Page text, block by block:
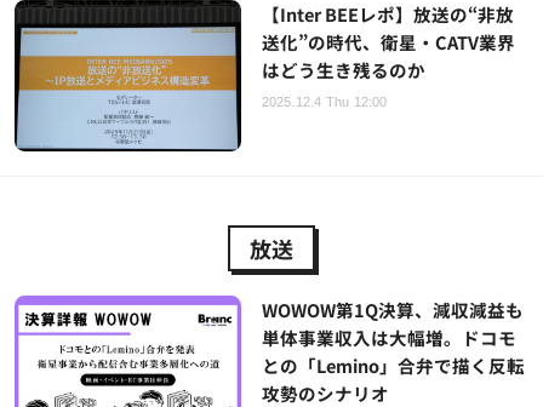
【Inter BEEレポ】放送の“非放
送化”の時代、衛星・CATV業界
はどう生き残るのか
2025.12.4 Thu 12:00
放送
WOWOW第1Q決算、減収減益も
単体事業収入は大幅増。ドコモ
との「Lemino」合弁で描く反転
攻勢のシナリオ